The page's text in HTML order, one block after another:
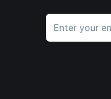
Enter your